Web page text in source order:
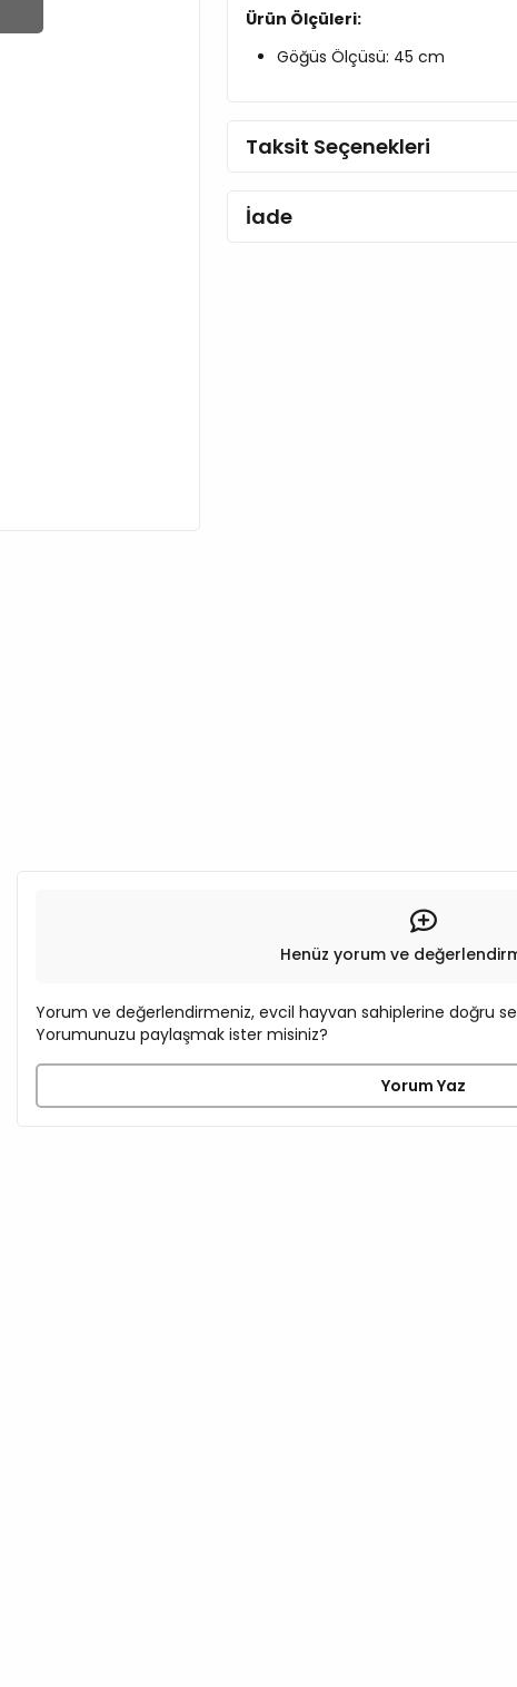
Ürün Ölçüleri:
Göğüs Ölçüsü: 45 cm
Taksit Seçenekleri
İade
Henüz yorum ve
Yorum ve değerlendirmeniz, evcil hayvan sahiplerine doğru
Yorumunuzu paylaşmak ister misiniz?
Yorum Yaz